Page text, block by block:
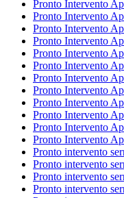
Pronto Intervento
Pronto Intervento
Pronto Intervento
Pronto Intervento
Pronto Intervento
Pronto Intervento
Pronto Intervento
Pronto Intervento
Pronto Intervento
Pronto Intervento
Pronto Intervento
Pronto Intervento
Pronto intervento
Pronto intervento
Pronto intervento
Pronto intervento